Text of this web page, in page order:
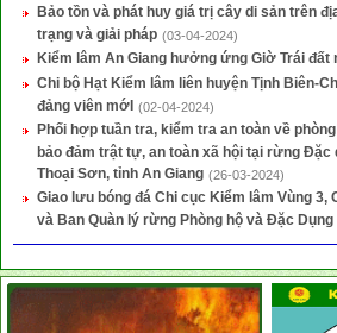
Bảo tồn và phát huy giá trị cây di sản trên
trạng và giải pháp (03-04-2024)
Kiểm lâm An Giang hưởng ứng Giờ Trái đất
Chi bộ Hạt Kiểm lâm liên huyện Tịnh Biên-
đảng viên mớI (02-04-2024)
Phối hợp tuần tra, kiểm tra an toàn về
bảo đảm trật tự, an toàn xã hội tại rừng Đặc
Thoại Sơn, tỉnh An Giang (26-03-2024)
Giao lưu bóng đá Chi cục Kiểm lâm Vùng 3,
và Ban Quàn lý rừng Phòng hộ và Đặc Dụng